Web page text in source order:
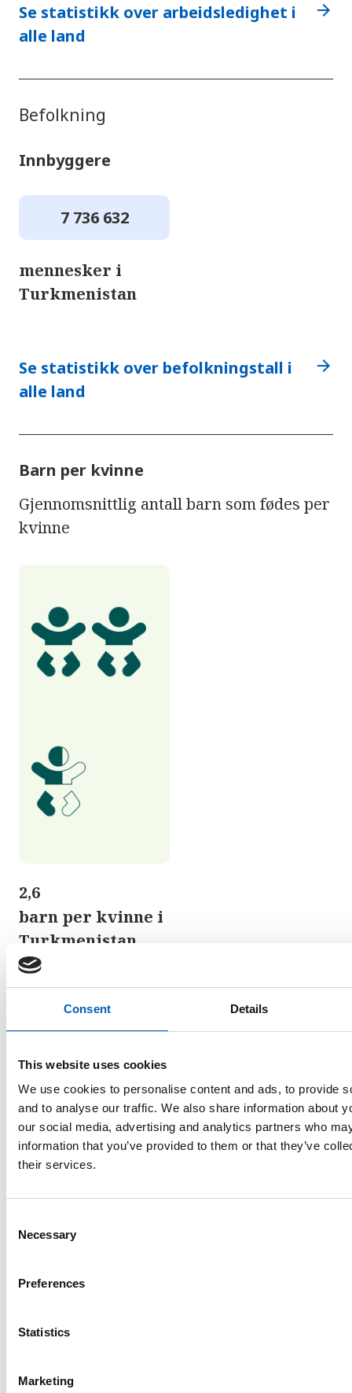
Consent Details
This website uses cookies
We use cookies to personalise content and ads, to provide
and to analyse our traffic. We also share information about
our social media, advertising and analytics partners who
information that you’ve provided to them or that they’ve
their services.
Necessary
Preferences
Statistics
Marketing
Se statistikk over arbeidsledighet i
alle land
arrow_forward
Befolkning
Innbyggere
7 736 632
mennesker i
Turkmenistan
Se statistikk over befolkningstall i
alle land
arrow_forward
Barn per kvinne
Gjennomsnittlig antall barn som fødes per
kvinne
2,6
barn per kvinne i
Turkmenistan
Se statistikk over fruktbarhet i alle
land
Barnedødelighet
Antall barn som dør før de har fylt fem år,
per tusen fødte